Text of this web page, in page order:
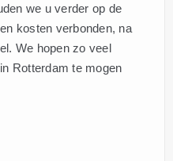
we u verder op de
kosten verbonden, na
We hopen zo veel
Rotterdam te mogen